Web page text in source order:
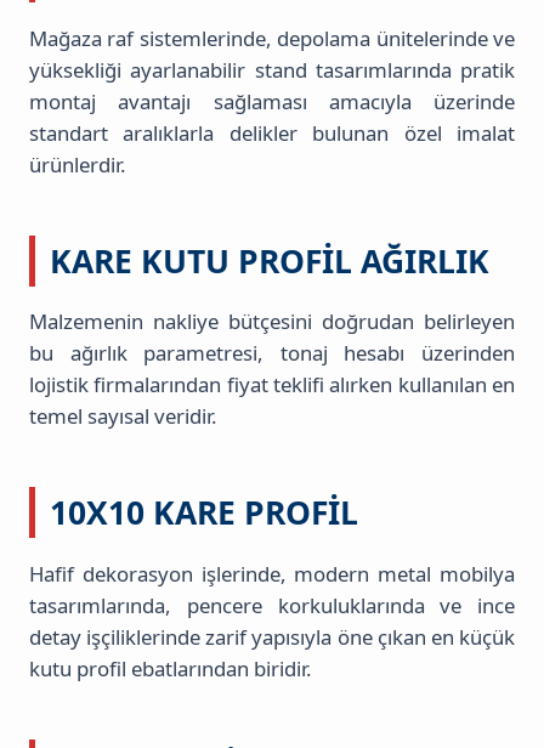
Mağaza raf sistemlerinde, depolama ünitelerinde ve
yüksekliği ayarlanabilir stand tasarımlarında pratik
montaj avantajı sağlaması amacıyla üzerinde
standart aralıklarla delikler bulunan özel imalat
ürünlerdir.
KARE KUTU PROFIL AĞIRLIK
Malzemenin nakliye bütçesini doğrudan belirleyen
bu ağırlık parametresi, tonaj hesabı üzerinden
lojistik firmalarından fiyat teklifi alırken kullanılan en
temel sayısal veridir.
10X10 KARE PROFIL
Hafif dekorasyon işlerinde, modern metal mobilya
tasarımlarında, pencere korkuluklarında ve ince
detay işçiliklerinde zarif yapısıyla öne çıkan en küçük
kutu profil ebatlarından biridir.